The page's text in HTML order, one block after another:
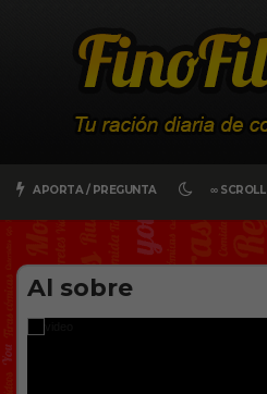
APORTA / PREGUNTA ∞ SCROLL
Al sobre